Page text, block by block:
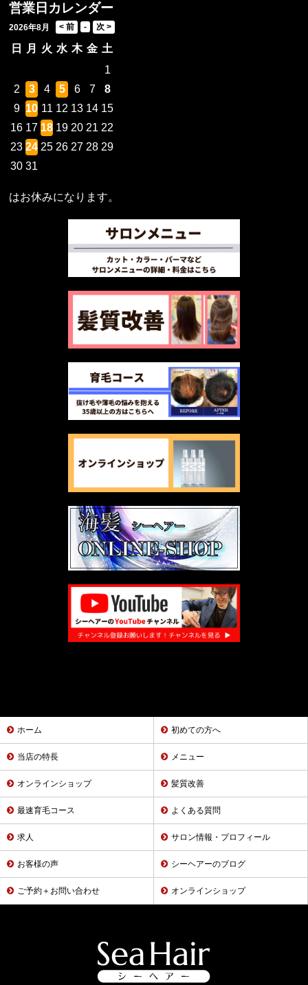
営業日カレンダー
2026年8月
日 月 火 水 木 金 土
1
2
3 4 5 6 7
8
9 10 11 12 13 14 15
16 17 18 19 20 21 22
23 24 25 26 27 28 29
30 31
はお休みになります。
ホーム 初めての方へ
当店の特長 メニュー
オンラインショップ 髪質改善
最速育毛コース よくある質問
求人 サロン情報・プロフィール
お客様の声 シーヘアーのブログ
ご予約＋お問い合わせ オンラインショップ